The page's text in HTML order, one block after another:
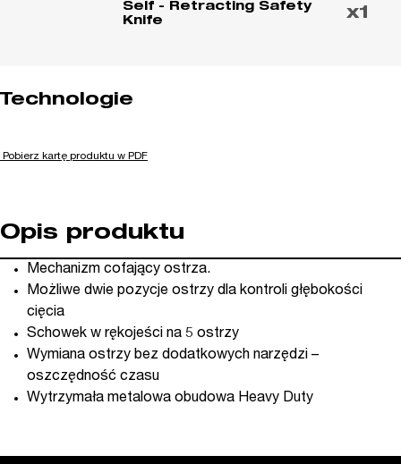
Self - Retracting Safety
Knife
x1
Technologie
Pobierz kartę produktu w PDF
Opis produktu
Mechanizm cofający ostrza.
Możliwe dwie pozycje ostrzy dla kontroli głębokości
cięcia
Schowek w rękojeści na 5 ostrzy
Wymiana ostrzy bez dodatkowych narzędzi –
oszczędność czasu
Wytrzymała metalowa obudowa Heavy Duty